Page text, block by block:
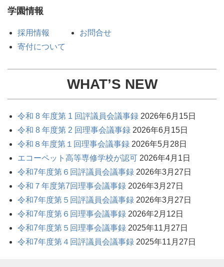
学園情報
採用情報
お問合せ
寄付について
WHAT’S NEW
令和 8 年度第 1 回評議員会議事録 2026年6月15日
令和 8 年度第 2 回理事会議事録 2026年6月15日
令和８年度第１回理事会議事録 2026年5月28日
エコーペット高等専修学校が認可 2026年4月1日
令和7年度第６回評議員会議事録 2026年3月27日
令和７年度第7回理事会議事録 2026年3月27日
令和7年度第５回評議員会議事録 2026年3月27日
令和7年度第６回理事会議事録 2026年2月12日
令和7年度第５回理事会議事録 2025年11月27日
令和7年度第４回評議員会議事録 2025年11月27日